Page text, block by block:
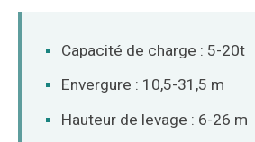
Capacité de charge : 5-20t
Envergure : 10,5-31,5 m
Hauteur de levage : 6-26 m
O‘zbekcha